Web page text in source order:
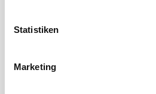
Statistiken
Marketing
Oktober 2019
August 2019